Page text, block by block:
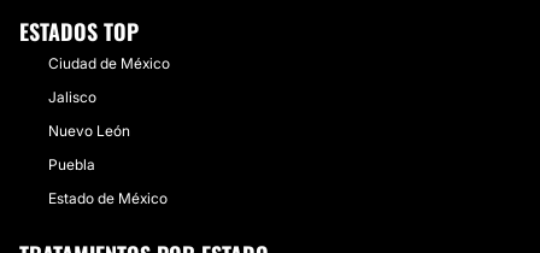
ESTADOS TOP
Ciudad de México
Jalisco
Nuevo León
Puebla
Estado de México